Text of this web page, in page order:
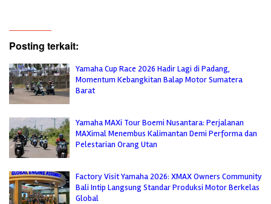
Posting terkait:
Yamaha Cup Race 2026 Hadir Lagi di Padang,
Momentum Kebangkitan Balap Motor Sumatera
Barat
Yamaha MAXi Tour Boemi Nusantara: Perjalanan
MAXimal Menembus Kalimantan Demi Performa dan
Pelestarian Orang Utan
Factory Visit Yamaha 2026: XMAX Owners Community
Bali Intip Langsung Standar Produksi Motor Berkelas
Global